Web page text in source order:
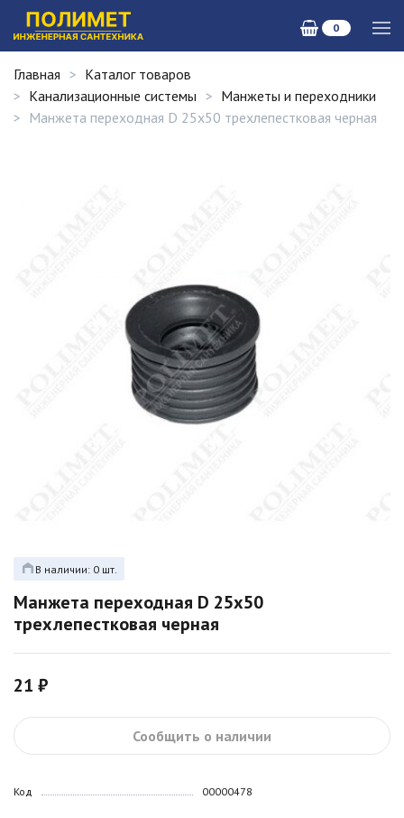
0
Главная
Каталог товаров
Канализационные системы
Манжеты и переходники
Манжета переходная D 25х50 трехлепестковая черная
В наличии: 0 шт.
Манжета переходная D 25х50
трехлепестковая черная
21 ₽
Сообщить о наличии
Код 00000478